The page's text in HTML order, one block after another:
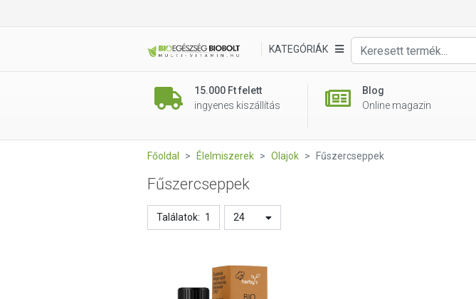
KATEGÓRIÁK
15.000 Ft felett
ingyenes kiszállítás
Blog
Online magazin
Főoldal Élelmiszerek Olajok Fűszercseppek
Fűszercseppek
Találatok: 1 24